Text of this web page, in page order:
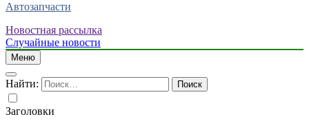
Автозапчасти
Новостная рассылка
Случайные новости
Меню
Найти:
Заголовки